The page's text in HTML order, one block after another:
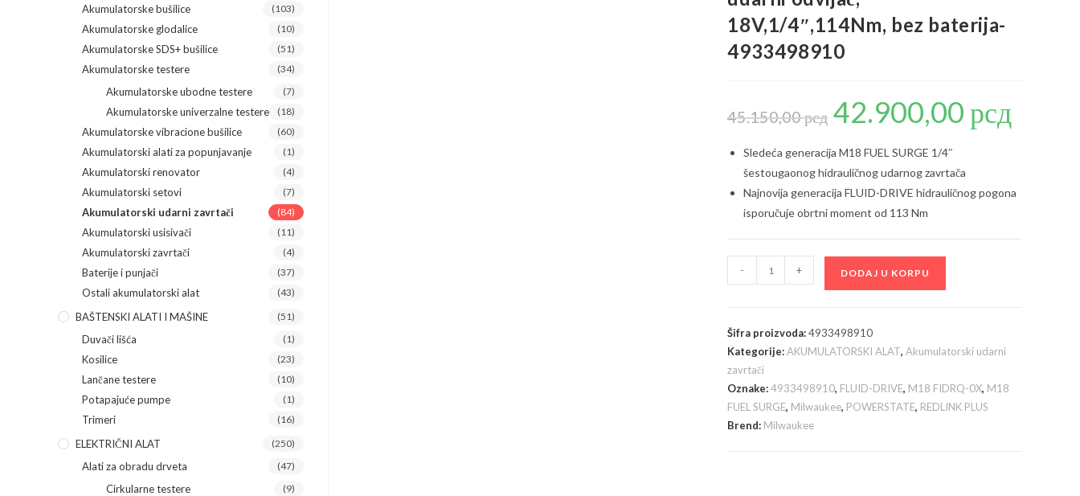
18V,1/4″,114Nm, bez baterija-
4933498910
45.150,00рсд
Originalna
cena
45.150,00 рсд.
42.900,00рсдje:
Sledeća generacija M18 FUEL SURGE 1/4″
šestougaonog hidrauličnog udarnog zavrtača
Najnovija generacija FLUID-DRIVE hidrauličnog pogona
isporučuje obrtni moment od 113 Nm
Milwaukee
M18
0X
akumulatorski
hidraulični
udarni
odvijač,
18V,1/4",114Nm,
- + DODAJ U KORPU
Šifra proizvoda:4933498910
Kategorije:AKUMULATORSKI ALAT,Akumulatorski udarni
zavrtači
Oznake:4933498910, FLUID-DRIVE, M18 FIDRQ-0X, M18
FUEL SURGE, Milwaukee, POWERSTATE, REDLINK PLUS
Brend: Milwaukee
Akumulatorske bušilice (103)
Akumulatorske glodalice (10)
Akumulatorske SDS+ bušilice (51)
Akumulatorske testere (34)
Akumulatorske ubodne testere (7)
Akumulatorske univerzalne testere (18)
Akumulatorske vibracione bušilice (60)
Akumulatorski alati za popunjavanje (1)
Akumulatorski renovator (4)
Akumulatorski setovi (7)
Akumulatorski udarni zavrtači (84)
Akumulatorski usisivači (11)
Akumulatorski zavrtači (4)
Baterije i punjači (37)
Ostali akumulatorski alat (43)
BAŠTENSKI ALATI I MAŠINE (51)
Duvači lišća (1)
Kosilice (23)
Lančane testere (10)
Potapajuće pumpe (1)
Trimeri (16)
ELEKTRIČNI ALAT (250)
Alati za obradu drveta (47)
Cirkularne testere (9)